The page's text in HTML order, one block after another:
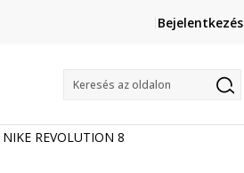
Lépj velünk kapcsolatba
online@sport-vision.huBejelentkezés
Keresés az oldalon
REVOLUTION 8